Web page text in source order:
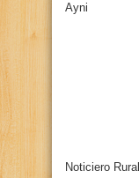
Ayni
Noticiero Rural